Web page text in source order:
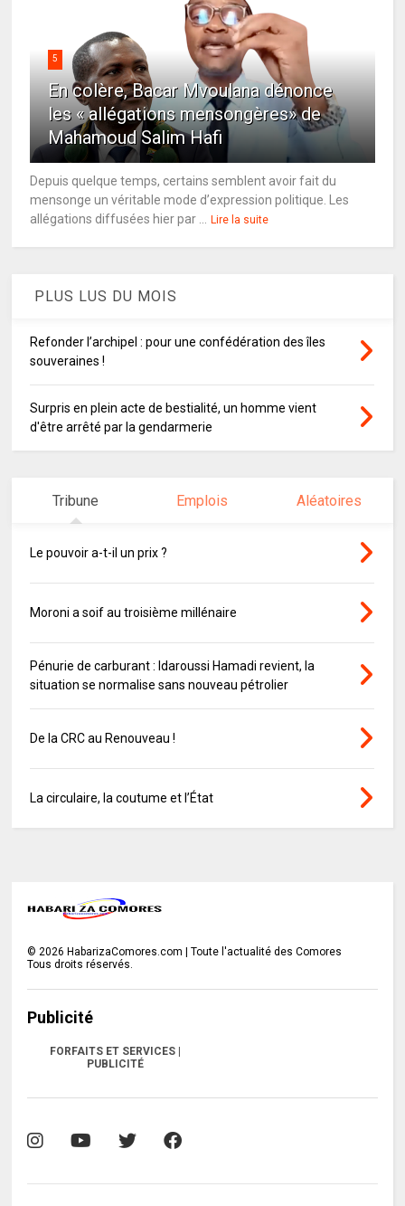
5
En colère, Bacar Mvoulana dénonce
les « allégations mensongères» de
Mahamoud Salim Hafi
Depuis quelque temps, certains semblent avoir fait du
mensonge un véritable mode d’expression politique. Les
allégations diffusées hier par ...
Lire la suite
PLUS LUS DU MOIS
Refonder l’archipel : pour une confédération des îles
souveraines !
Surpris en plein acte de bestialité, un homme vient
d'être arrêté par la gendarmerie
Tribune Emplois Aléatoires
Le pouvoir a-t-il un prix ?
Moroni a soif au troisième millénaire
Pénurie de carburant : Idaroussi Hamadi revient, la
situation se normalise sans nouveau pétrolier
De la CRC au Renouveau !
La circulaire, la coutume et l’État
© 2026 HabarizaComores.com | Toute l'actualité des Comores
Tous droits réservés.
Publicité
FORFAITS ET SERVICES |
PUBLICITÉ